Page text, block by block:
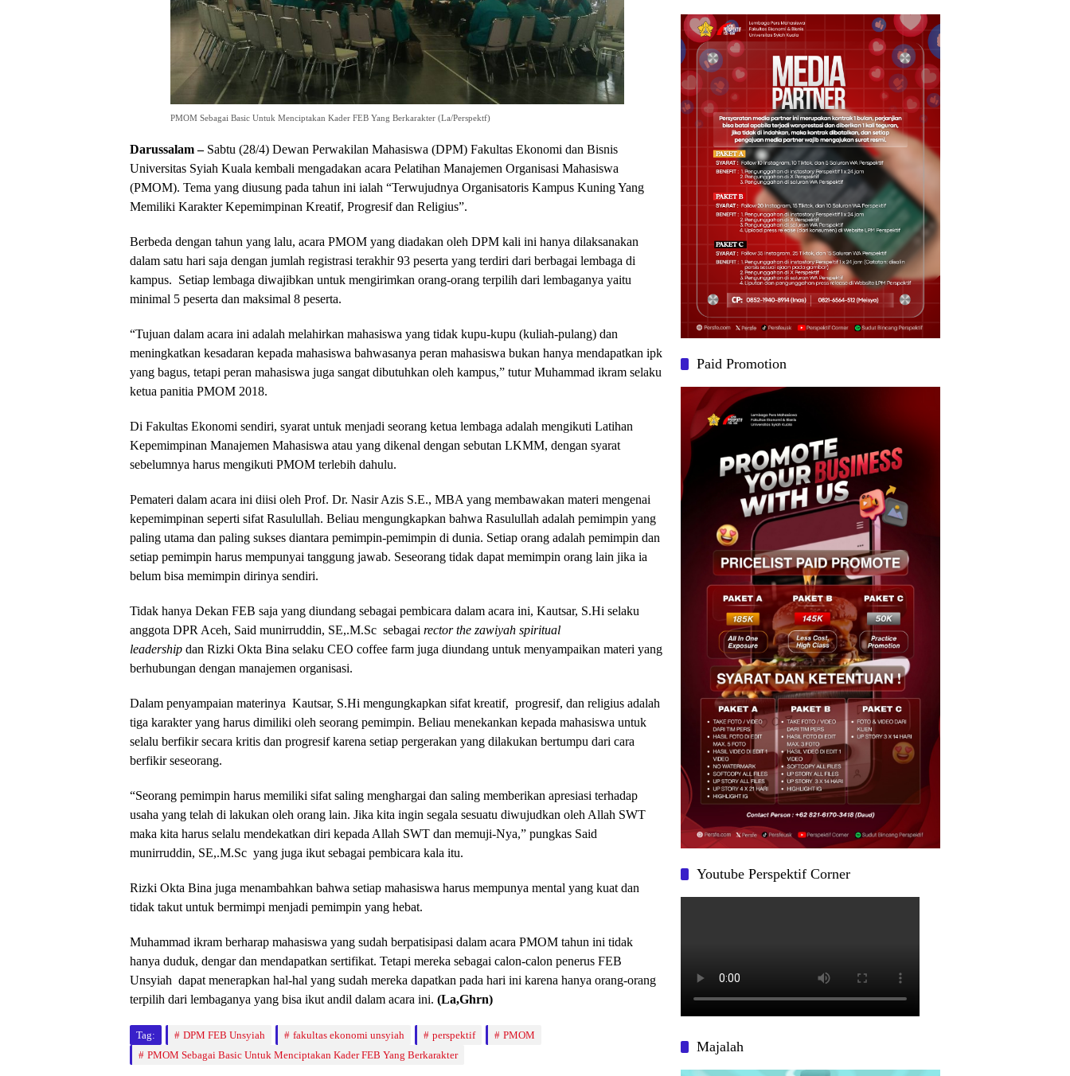
PMOM Sebagai Basic Untuk Menciptakan Kader FEB Yang Berkarakter (La/Perspektf)
Darussalam –Sabtu (28/4) Dewan Perwakilan Mahasiswa (DPM) Fakultas Ekonomi dan Bisnis
Universitas Syiah Kuala kembali mengadakan acara Pelatihan Manajemen Organisasi Mahasiswa
(PMOM). Tema yang diusung pada tahun ini ialah “Terwujudnya Organisatoris Kampus Kuning Yang
Memiliki Karakter Kepemimpinan Kreatif, Progresif dan Religius”.
Berbeda dengan tahun yang lalu, acara PMOM yang diadakan oleh DPM kali ini hanya dilaksanakan
dalam satu hari saja dengan jumlah registrasi terakhir 93 peserta yang terdiri dari berbagai lembaga di
kampus. Setiap lembaga diwajibkan untuk mengirimkan orang-orang terpilih dari lembaganya yaitu
minimal 5 peserta dan maksimal 8 peserta.
“Tujuan dalam acara ini adalah melahirkan mahasiswa yang tidak kupu-kupu (kuliah-pulang) dan
meningkatkan kesadaran kepada mahasiswa bahwasanya peran mahasiswa bukan hanya mendapatkan ipk
yang bagus, tetapi peran mahasiswa juga sangat dibutuhkan oleh kampus,” tutur Muhammad ikram selaku
ketua panitia PMOM 2018.
Di Fakultas Ekonomi sendiri, syarat untuk menjadi seorang ketua lembaga adalah mengikuti Latihan
Kepemimpinan Manajemen Mahasiswa atau yang dikenal dengan sebutan LKMM, dengan syarat
sebelumnya harus mengikuti PMOM terlebih dahulu.
Pemateri dalam acara ini diisi oleh Prof. Dr. Nasir Azis S.E., MBA yang membawakan materi mengenai
kepemimpinan seperti sifat Rasulullah. Beliau mengungkapkan bahwa Rasulullah adalah pemimpin yang
paling utama dan paling sukses diantara pemimpin-pemimpin di dunia. Setiap orang adalah pemimpin dan
setiap pemimpin harus mempunyai tanggung jawab. Seseorang tidak dapat memimpin orang lain jika ia
belum bisa memimpin dirinya sendiri.
Tidak hanya Dekan FEB saja yang diundang sebagai pembicara dalam acara ini, Kautsar, S.Hi selaku
anggota DPR Aceh, Said munirruddin, SE,.M.Sc sebagai rector the zawiyah spiritual
leadership dan Rizki Okta Bina selaku CEO coffee farm juga diundang untuk menyampaikan materi yang
berhubungan dengan manajemen organisasi.
Dalam penyampaian materinya Kautsar, S.Hi mengungkapkan sifat kreatif, progresif, dan religius adalah
tiga karakter yang harus dimiliki oleh seorang pemimpin. Beliau menekankan kepada mahasiswa untuk
selalu berfikir secara kritis dan progresif karena setiap pergerakan yang dilakukan bertumpu dari cara
berfikir seseorang.
“Seorang pemimpin harus memiliki sifat saling menghargai dan saling memberikan apresiasi terhadap
usaha yang telah di lakukan oleh orang lain. Jika kita ingin segala sesuatu diwujudkan oleh Allah SWT
maka kita harus selalu mendekatkan diri kepada Allah SWT dan memuji-Nya,” pungkas Said
munirruddin, SE,.M.Sc yang juga ikut sebagai pembicara kala itu.
Rizki Okta Bina juga menambahkan bahwa setiap mahasiswa harus mempunya mental yang kuat dan
tidak takut untuk bermimpi menjadi pemimpin yang hebat.
Muhammad ikram berharap mahasiswa yang sudah berpatisipasi dalam acara PMOM tahun ini tidak
hanya duduk, dengar dan mendapatkan sertifikat. Tetapi mereka sebagai calon-calon penerus FEB
Unsyiah dapat menerapkan hal-hal yang sudah mereka dapatkan pada hari ini karena hanya orang-orang
terpilih dari lembaganya yang bisa ikut andil dalam acara ini. (La,Ghrn)
Tag: DPM FEB Unsyiah fakultas ekonomi unsyiah perspektif
PMOM
PMOM Sebagai Basic Untuk Menciptakan Kader FEB Yang Berkarakter
Paid Promotion
Youtube Perspektif Corner
Majalah